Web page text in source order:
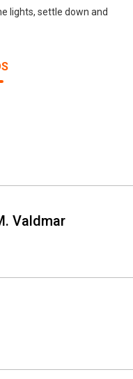
lights, settle down and
Valdmar